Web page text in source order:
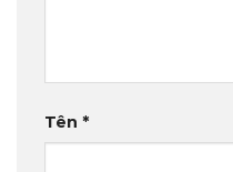
Tên *